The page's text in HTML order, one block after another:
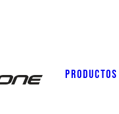
PRODUCTOS